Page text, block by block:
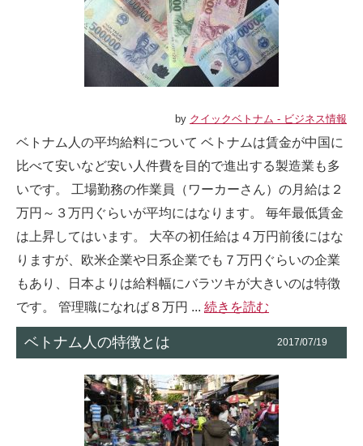
by クイックベトナム - ビジネス情報
ベトナム人の平均給料について ベトナムは賃金が中国に
比べて安いなど安い人件費を目的で進出する製造業も多
いです。 工場勤務の作業員（ワーカーさん）の月給は２
万円～３万円ぐらいが平均にはなります。 毎年最低賃金
は上昇してはいます。 大卒の初任給は４万円前後にはな
りますが、欧米企業や日系企業でも７万円ぐらいの企業
もあり、日本よりは給料幅にバラツキが大きいのは特徴
です。 管理職になれば８万円 ... 続きを読む
ベトナム人の特徴とは 2017/07/19